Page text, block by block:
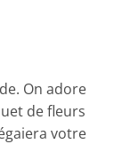
On adore
de fleurs
votre